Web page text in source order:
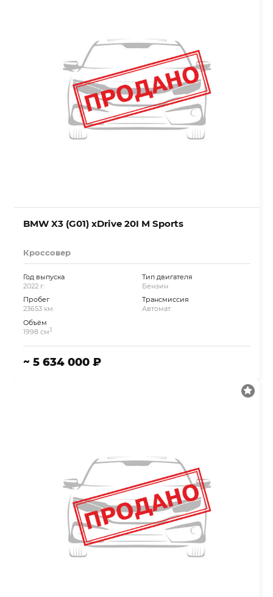
BMW X3 (G01) xDrive 20I M Sports
Кроссовер
Год выпуска
2022 г.
Пробег
23653 км.
Объём
1998 см3
Тип двигателя
Бензин
Трансмиссия
Автомат
~ 5 634 000 ₽